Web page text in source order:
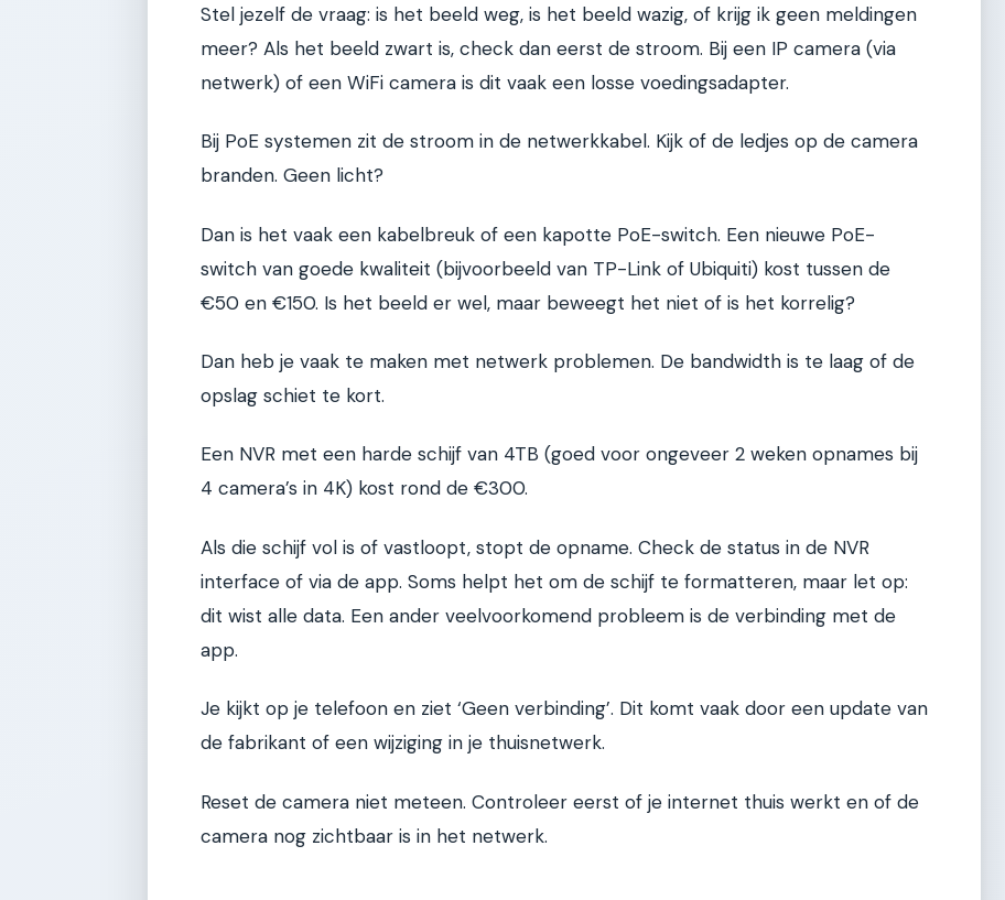
Stel jezelf de vraag: is het beeld weg, is het beeld wazig, of krijg ik geen meldingen
meer? Als het beeld zwart is, check dan eerst de stroom. Bij een IP camera (via
netwerk) of een WiFi camera is dit vaak een losse voedingsadapter.
Bij PoE systemen zit de stroom in de netwerkkabel. Kijk of de ledjes op de camera
branden. Geen licht?
Dan is het vaak een kabelbreuk of een kapotte PoE-switch. Een nieuwe PoE-
switch van goede kwaliteit (bijvoorbeeld van TP-Link of Ubiquiti) kost tussen de
€50 en €150. Is het beeld er wel, maar beweegt het niet of is het korrelig?
Dan heb je vaak te maken met netwerk problemen. De bandwidth is te laag of de
opslag schiet te kort.
Een NVR met een harde schijf van 4TB (goed voor ongeveer 2 weken opnames bij
4 camera’s in 4K) kost rond de €300.
Als die schijf vol is of vastloopt, stopt de opname. Check de status in de NVR
interface of via de app. Soms helpt het om de schijf te formatteren, maar let op:
dit wist alle data. Een ander veelvoorkomend probleem is de verbinding met de
app.
Je kijkt op je telefoon en ziet ‘Geen verbinding’. Dit komt vaak door een update van
de fabrikant of een wijziging in je thuisnetwerk.
Reset de camera niet meteen. Controleer eerst of je internet thuis werkt en of de
camera nog zichtbaar is in het netwerk.